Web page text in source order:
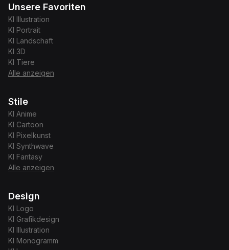
Unsere Favoriten
KI
Illustration
KI Portrait
KI Landschaft
KI 3D
KI Tiere
Alle anzeigen
Stile
KI Anime
KI Cartoon
KI Pixelkunst
KI Synthwave
KI Fantasy
Alle anzeigen
Design
KI Logo
KI Grafikdesign
KI
Illustration
KI Monogramm